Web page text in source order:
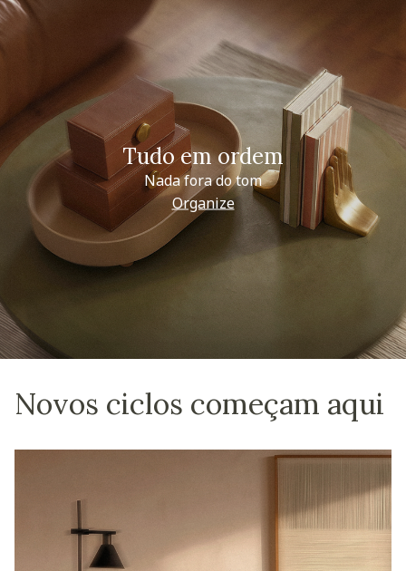
Tudo em ordem
Nada fora do tom
Organize
Novos ciclos começam aqui